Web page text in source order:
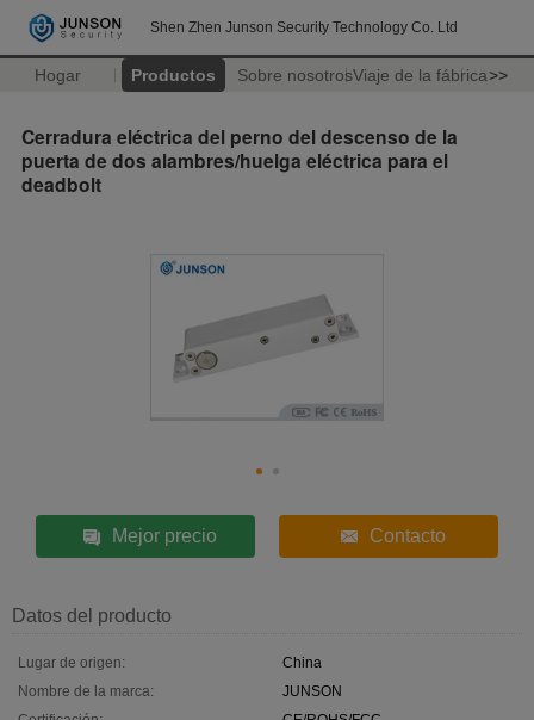
Shen Zhen Junson Security Technology Co. Ltd
Hogar Productos Sobre nosotrosViaje de la fábrica>>
Cerradura eléctrica del perno del descenso de la
puerta de dos alambres/huelga eléctrica para el
deadbolt
Mejor precio Contacto
Datos del producto
Lugar de origen:
China
Nombre de la marca:
JUNSON